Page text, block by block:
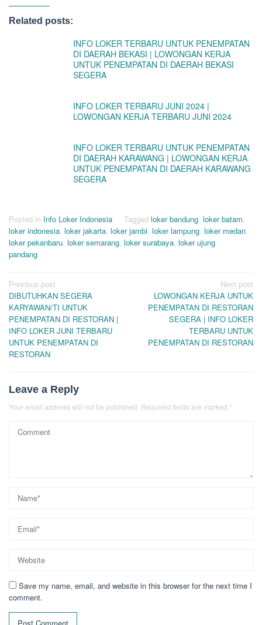
Related posts:
INFO LOKER TERBARU UNTUK PENEMPATAN
DI DAERAH BEKASI | LOWONGAN KERJA
UNTUK PENEMPATAN DI DAERAH BEKASI
SEGERA
INFO LOKER TERBARU JUNI 2024 |
LOWONGAN KERJA TERBARU JUNI 2024
INFO LOKER TERBARU UNTUK PENEMPATAN
DI DAERAH KARAWANG | LOWONGAN KERJA
UNTUK PENEMPATAN DI DAERAH KARAWANG
SEGERA
Posted in Info Loker Indonesia Tagged loker bandung, loker batam,
loker indonesia, loker jakarta, loker jambi, loker lampung, loker medan,
loker pekanbaru, loker semarang, loker surabaya, loker ujung
pandang
Post
navigation
Previous post
DIBUTUHKAN SEGERA
KARYAWAN/TI UNTUK
PENEMPATAN DI RESTORAN |
INFO LOKER JUNI TERBARU
UNTUK PENEMPATAN DI
RESTORAN
Next post
LOWONGAN KERJA UNTUK
PENEMPATAN DI RESTORAN
SEGERA | INFO LOKER
TERBARU UNTUK
PENEMPATAN DI RESTORAN
Leave a Reply
Your email address will not be published. Required fields are marked *
Save my name, email, and website in this browser for the next time I
comment.